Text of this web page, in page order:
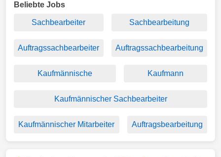
Beliebte Jobs
Sachbearbeiter Sachbearbeitung
Auftragssachbearbeiter Auftragssachbearbeitung
Kaufmännische Kaufmann
Kaufmännischer Sachbearbeiter
Kaufmännischer Mitarbeiter Auftragsbearbeitung